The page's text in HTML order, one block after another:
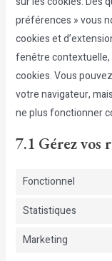
préférences » vous
cookies et
fenêtre contextuelle,
cookies. Vous
votre navigateur,
ne plus fonctionner
7.1 Gérez vos
Fonctionnel
Statistiques
Marketing